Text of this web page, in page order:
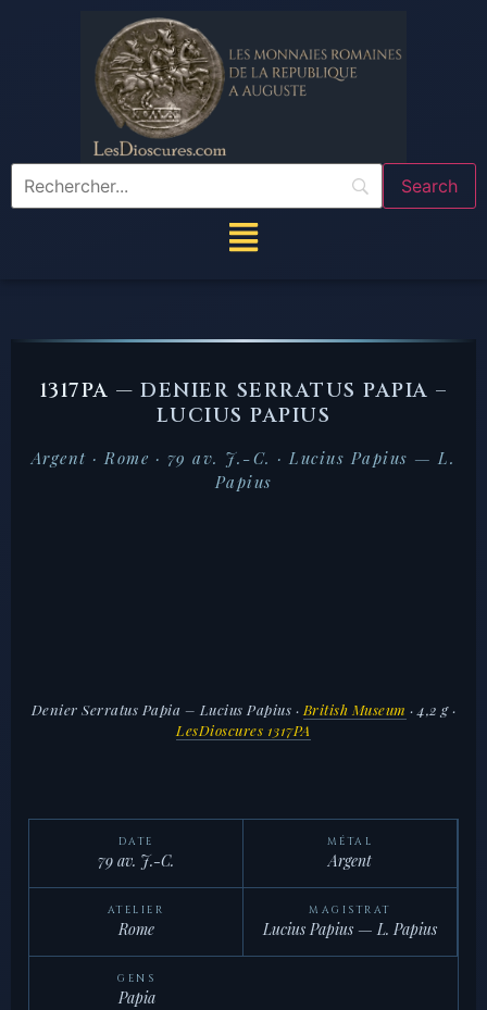
1317PA — DENIER SERRATUS PAPIA –
LUCIUS PAPIUS
Argent · Rome · 79 av. J.-C. · Lucius Papius — L.
Papius
Denier Serratus Papia – Lucius Papius · British Museum · 4,2 g ·
LesDioscures 1317PA
DATE
79 av. J.-C.
MÉTAL
Argent
ATELIER
Rome
MAGISTRAT
Lucius Papius — L. Papius
GENS
Papia